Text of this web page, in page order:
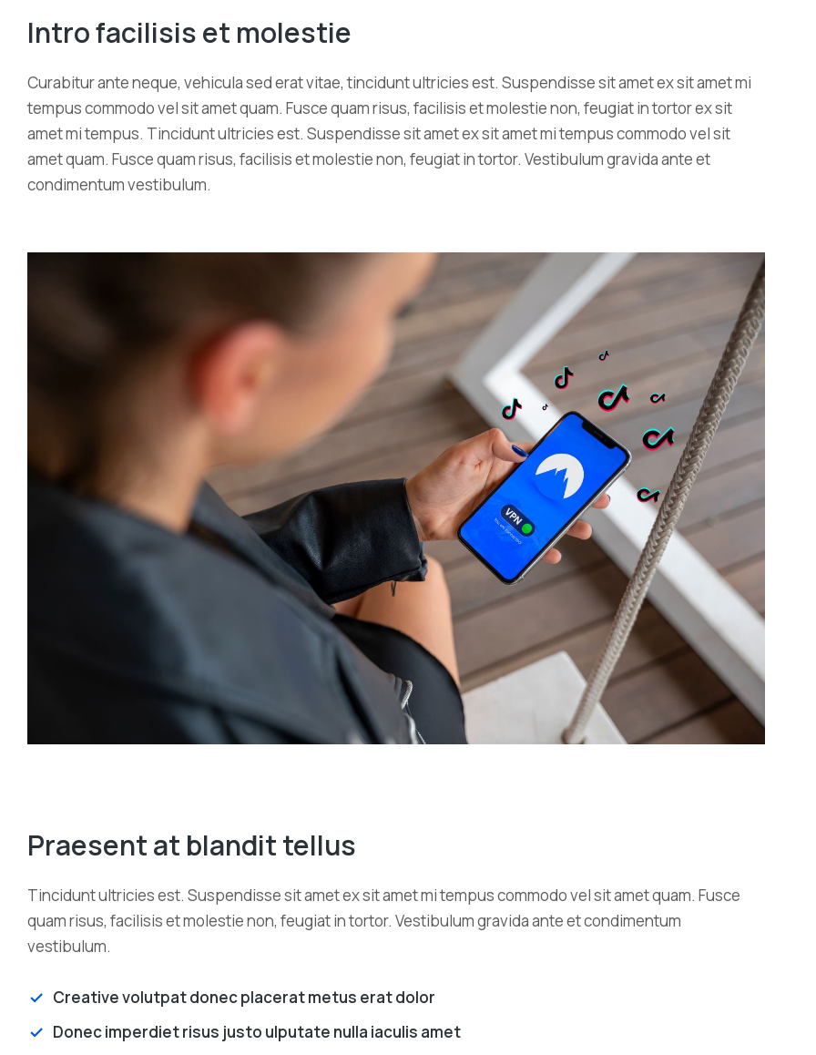
Intro facilisis et molestie
Curabitur ante neque, vehicula sed erat vitae, tincidunt ultricies est. Suspendisse sit amet ex sit amet mi
tempus commodo vel sit amet quam. Fusce quam risus, facilisis et molestie non, feugiat in tortor ex sit
amet mi tempus. Tincidunt ultricies est. Suspendisse sit amet ex sit amet mi tempus commodo vel sit
amet quam. Fusce quam risus, facilisis et molestie non, feugiat in tortor. Vestibulum gravida ante et
condimentum vestibulum.
Praesent at blandit tellus
Tincidunt ultricies est. Suspendisse sit amet ex sit amet mi tempus commodo vel sit amet quam. Fusce
quam risus, facilisis et molestie non, feugiat in tortor. Vestibulum gravida ante et condimentum
vestibulum.
Creative volutpat donec placerat metus erat dolor
Donec imperdiet risus justo ulputate nulla iaculis amet